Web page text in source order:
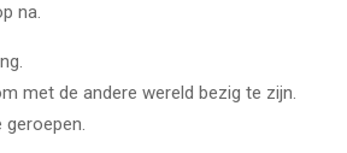
na.
met de andere wereld bezig te zijn.